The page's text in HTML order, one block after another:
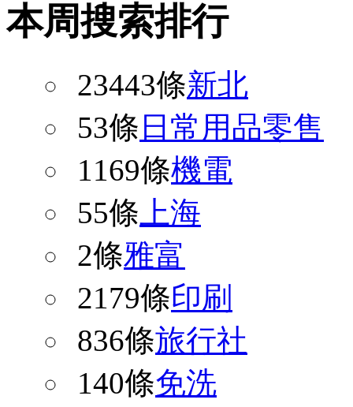
本周搜索排行
23443條新北
53條日常用品零售
1169條機電
55條 上海
2條雅富
2179條印刷
836條旅行社
140條免洗